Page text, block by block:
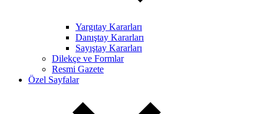
Yargıtay Kararları
Danıştay Kararları
Sayıştay Kararları
Dilekçe ve Formlar
Resmi Gazete
Özel Sayfalar